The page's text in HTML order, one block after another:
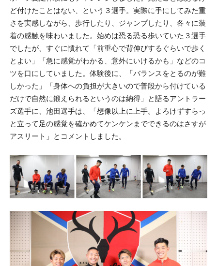
ど付けたことはない、という３選手。実際に手にしてみた重
さを実感しながら、歩行したり、ジャンプしたり、各々に装
着の感触を味わいました。始めは恐る恐る歩いていた３選手
でしたが、すぐに慣れて「前重心で背伸びするぐらいで歩く
とよい」「急に感覚がわかる、意外にいけるかも」などのコ
ツを口にしていました。体験後に、「バランスをとるのが難
しかった」「身体への負担が大きいので普段から付けている
だけで自然に鍛えられるというのは納得」と語るアントラー
ズ選手に、池田選手は、「想像以上に上手。よろけずすらっ
と立って足の感覚を確かめてケンケンまでできるのはさすが
アスリート」とコメントしました。